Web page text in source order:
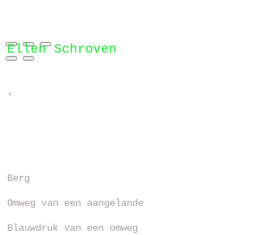
Ellen Schroven
°
Omweg van een aangelande
Blauwdruk van een omweg
Berg